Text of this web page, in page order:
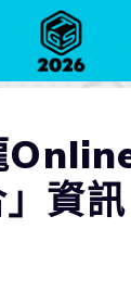
」資